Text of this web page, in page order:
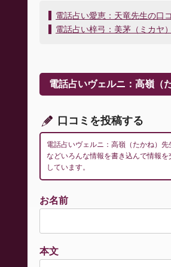
投
稿
ー
シ
ン
電話占い愛恵：天竜先生の口
電話占い梓弓：美茅（ミカヤ
電話占いヴェルニ：高嶺（
口コミを投稿する
電話占いヴェルニ：高嶺（たかね）
などいろんな情報を書き込んで情報
しています。
お名前
本文